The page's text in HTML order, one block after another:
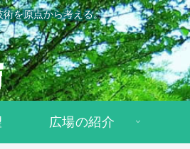
を原点から考える。
広場の紹介